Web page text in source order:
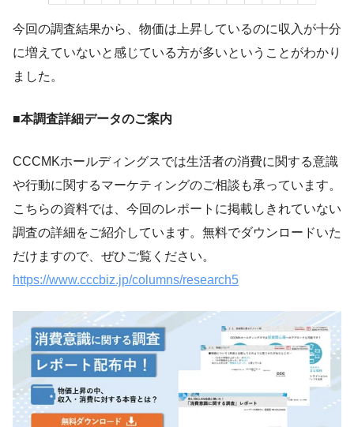
今回の調査結果から、物価は上昇しているのに収入が十分
に増えていないと感じている方が多いということがわかり
ました。
■本調査詳細データのご案内
CCCMKホールディングスでは生活者の消費に関する意識
や行動に関するマーケティングのご相談も承っています。
こちらの資料では、今回のレポートに掲載しきれていない
調査の詳細をご紹介しています。無料でダウンロードいた
だけますので、ぜひご覧ください。
https://www.cccbiz.jp/columns/research5